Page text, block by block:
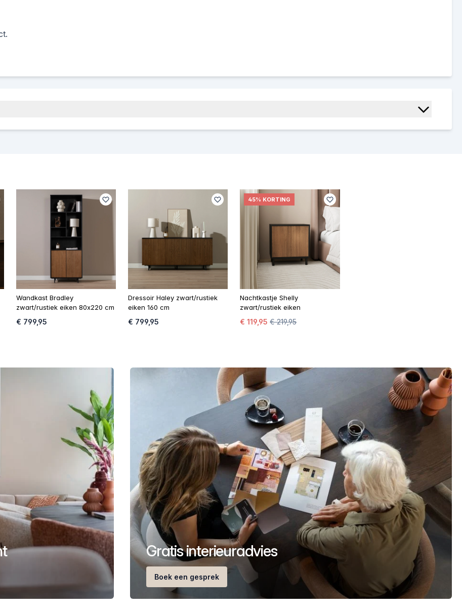
Wandkast Bradley
zwart/rustiek eiken 80x220 cm
€ 799,95
Dressoir Haley zwart/rustiek
eiken 160 cm
€ 799,95
45% KORTING
Nachtkastje Shelly
zwart/rustiek eiken
€ 119,95 € 219,95
Gratis interieuradvies
Boek een gesprek